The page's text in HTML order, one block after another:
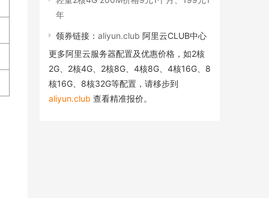
年
领券链接： aliyun.club 阿里云CLUB中心
更多阿里云服务器配置及优惠价格，如2核
2G、2核4G、2核8G、4核8G、4核16G、8
核16G、8核32G等配置，请移步到
aliyun.club 查看精准报价。